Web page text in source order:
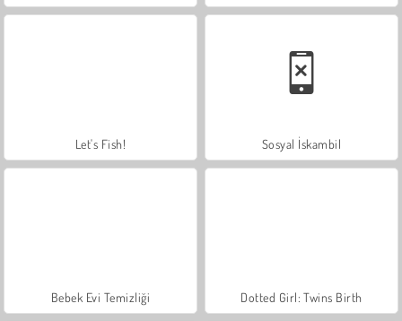
Let's Fish! Sosyal İskambil
Bebek Evi Temizliği Dotted Girl: Twins Birth